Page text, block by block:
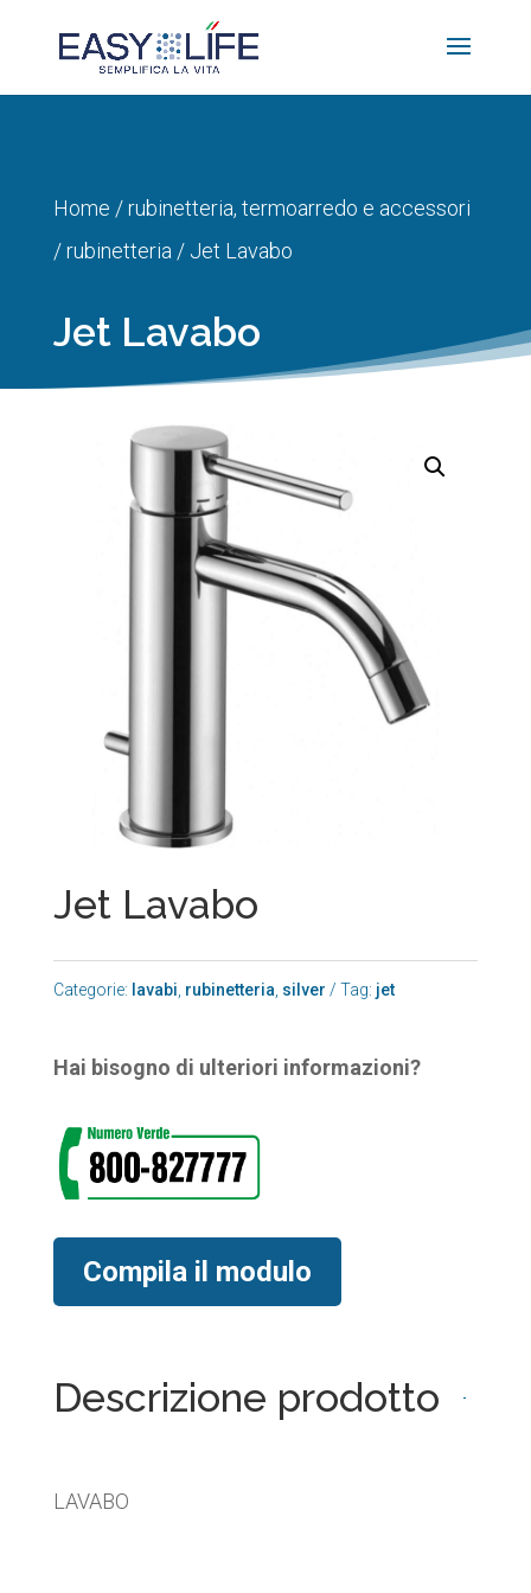
Home /rubinetteria, termoarredo e accessori
/rubinetteria / Jet Lavabo
Jet Lavabo
Jet Lavabo
Categorie: lavabi, rubinetteria, silver Tag: jet
Hai bisogno di ulteriori informazioni?
Compila il modulo
Descrizione prodotto
LAVABO